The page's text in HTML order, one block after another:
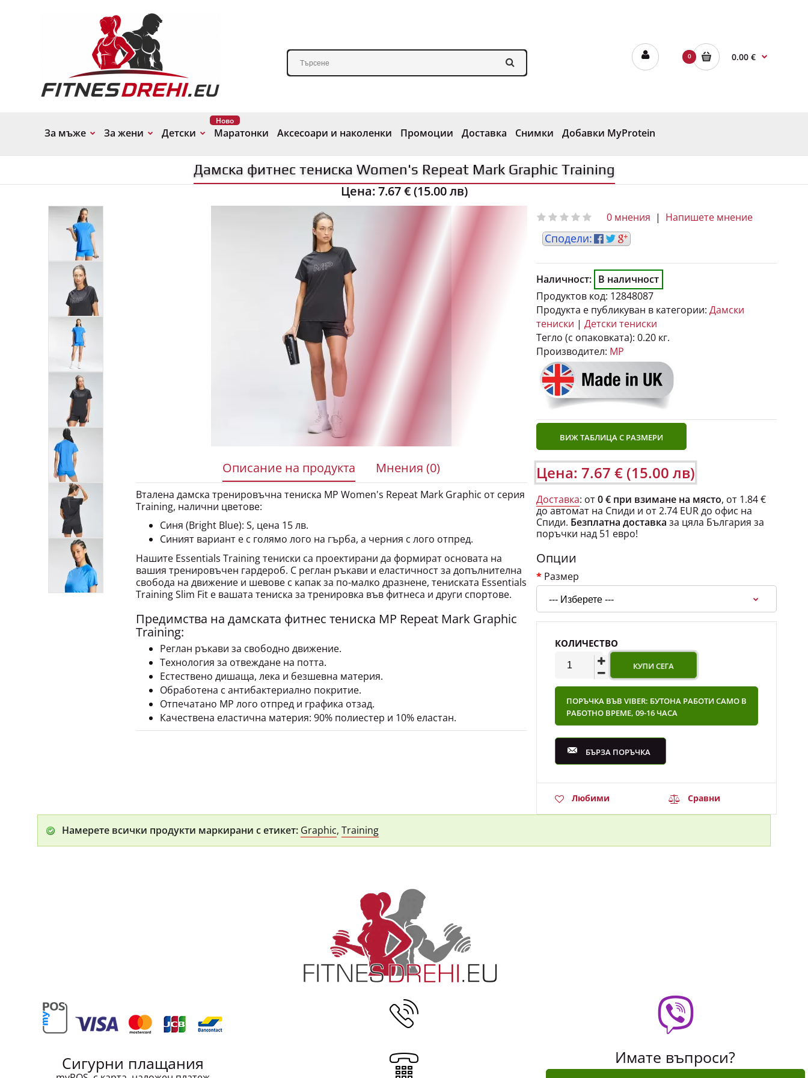
0 0.00 €
За мъже За жени Детски Маратонки
Ново
Аксесоари и наколенки Промоции Доставка Снимки Добавки MyProtein
Дамска фитнес тениска Women's Repeat Mark Graphic Training
Цена:7.67 € (15.00 лв)
Описание на продукта Мнения (0)
Вталена дамска тренировъчна тениска MP Women's Repeat Mark Graphic от серия
Training, налични цветове:
Синя (Bright Blue): S, цена 15 лв.
Синият вариант е с голямо лого на гърба, а черния с лого отпред.
Нашите Essentials Training тениски са проектирани да формират основата на
вашия тренировъчен гардероб. С реглан ръкави и еластичност за допълнителна
свобода на движение и шевове с капак за по-малко дразнене, тениската Essentials
Training Slim Fit е вашата тениска за тренировка във фитнеса и други спортове.
Предимства на дамската фитнес тениска MP Repeat Mark Graphic
Training:
Реглан ръкави за свободно движение.
Технология за отвеждане на потта.
Естествено дишаща, лека и безшевна материя.
Обработена с антибактериално покритие.
Отпечатано MP лого отпред и графика отзад.
Качествена еластична материя: 90% полиестер и 10% еластан.
0 мнения | Напишете мнение
Наличност: В наличност
Продуктов код: 12848087
Продукта е публикуван в категории: Дамски
тениски | Детски тениски
Тегло (с опаковката): 0.20 кг.
Производител: MP
ВИЖ ТАБЛИЦА С РАЗМЕРИ
Цена: 7.67 € (15.00 лв)
Доставка: от0 € при взимане на място, от 1.84 €
до автомат на Спиди и от 2.74 EUR до офис на
Спиди. Безплатна доставка за цяла България за
поръчки над 51 евро!
Опции
Размер
КОЛИЧЕСТВО
ПОРЪЧКА ВЪВ VIBER: БУТОНА РАБОТИ САМО В
РАБОТНО ВРЕМЕ, 09-16 ЧАСА
БЪРЗА ПОРЪЧКА
Любими Сравни
Намерете всички продукти маркирани с етикет: Graphic, Training
Сигурни плащания Имате въпроси?